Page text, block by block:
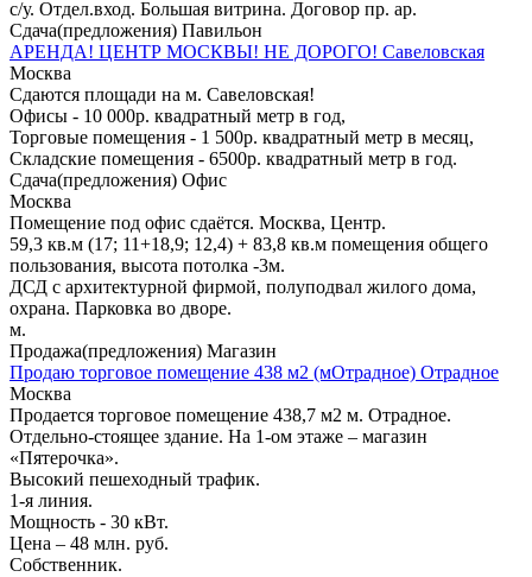
с/у. Отдел.вход. Большая витрина. Договор пр. ар.
Сдача(предложения) Павильон
АРЕНДА! ЦЕНТР МОСКВЫ! НЕ ДОРОГО! Савеловская
Москва
Сдаются площади на м. Савеловская!
Офисы - 10 000р. квадратный метр в год,
Торговые помещения - 1 500р. квадратный метр в месяц,
Складские помещения - 6500р. квадратный метр в год.
Сдача(предложения) Офис
Москва
Помещение под офис сдаётся. Москва, Центр.
59,3 кв.м (17; 11+18,9; 12,4) + 83,8 кв.м помещения общего
пользования, высота потолка -3м.
ДСД с архитектурной фирмой, полуподвал жилого дома,
охрана. Парковка во дворе.
м.
Продажа(предложения) Магазин
Продаю торговое помещение 438 м2 (мОтрадное) Отрадное
Москва
Продается торговое помещение 438,7 м2 м. Отрадное.
Отдельно-стоящее здание. На 1-ом этаже – магазин
«Пятерочка».
Высокий пешеходный трафик.
1-я линия.
Мощность - 30 кВт.
Цена – 48 млн. руб.
Собственник.